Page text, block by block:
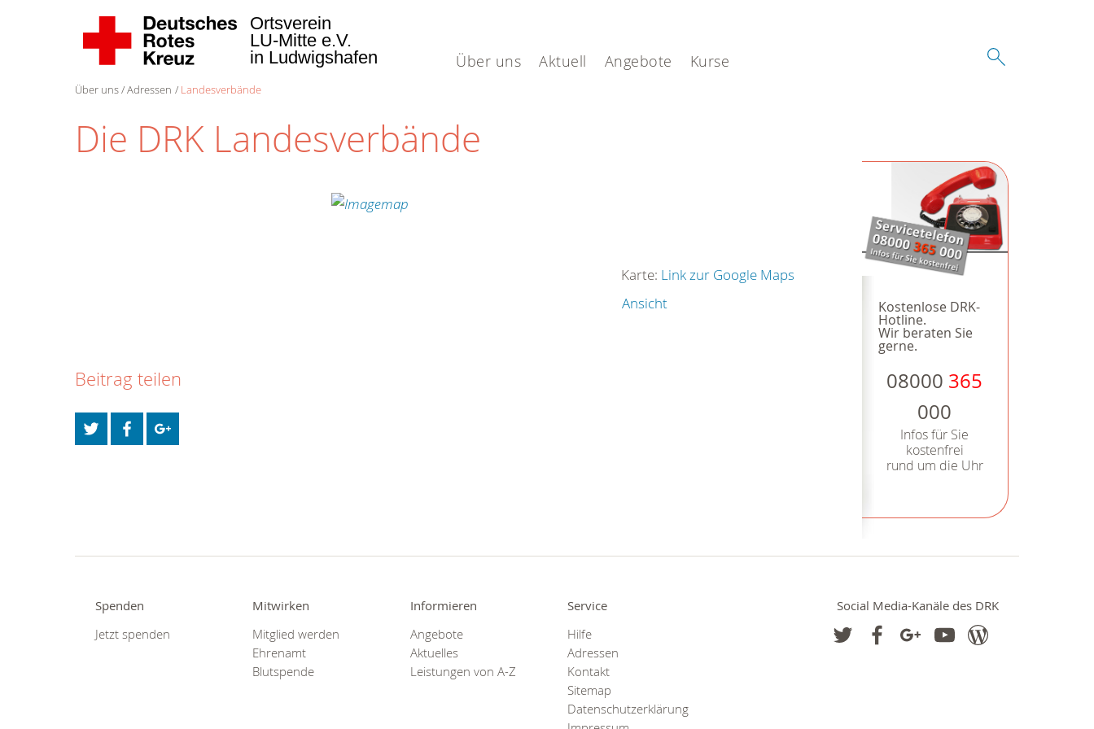
Über uns Aktuell Angebote Kurse
Ortsverein
LU-Mitte e.V.
in Ludwigshafen
Über uns Adressen Landesverbände
Die DRK Landesverbände
Kostenlose DRK-
Hotline.
Wir beraten Sie
gerne.
08000 365
000
Infos für Sie
kostenfrei
rund um die Uhr
Karte: Link zur Google Maps
Ansicht
Beitrag teilen
Spenden
Jetzt spenden
Mitwirken
Mitglied werden
Ehrenamt
Blutspende
Informieren
Angebote
Aktuelles
Leistungen von A-Z
Service
Hilfe
Adressen
Kontakt
Sitemap
Datenschutzerklärung
Social Media-Kanäle des DRK